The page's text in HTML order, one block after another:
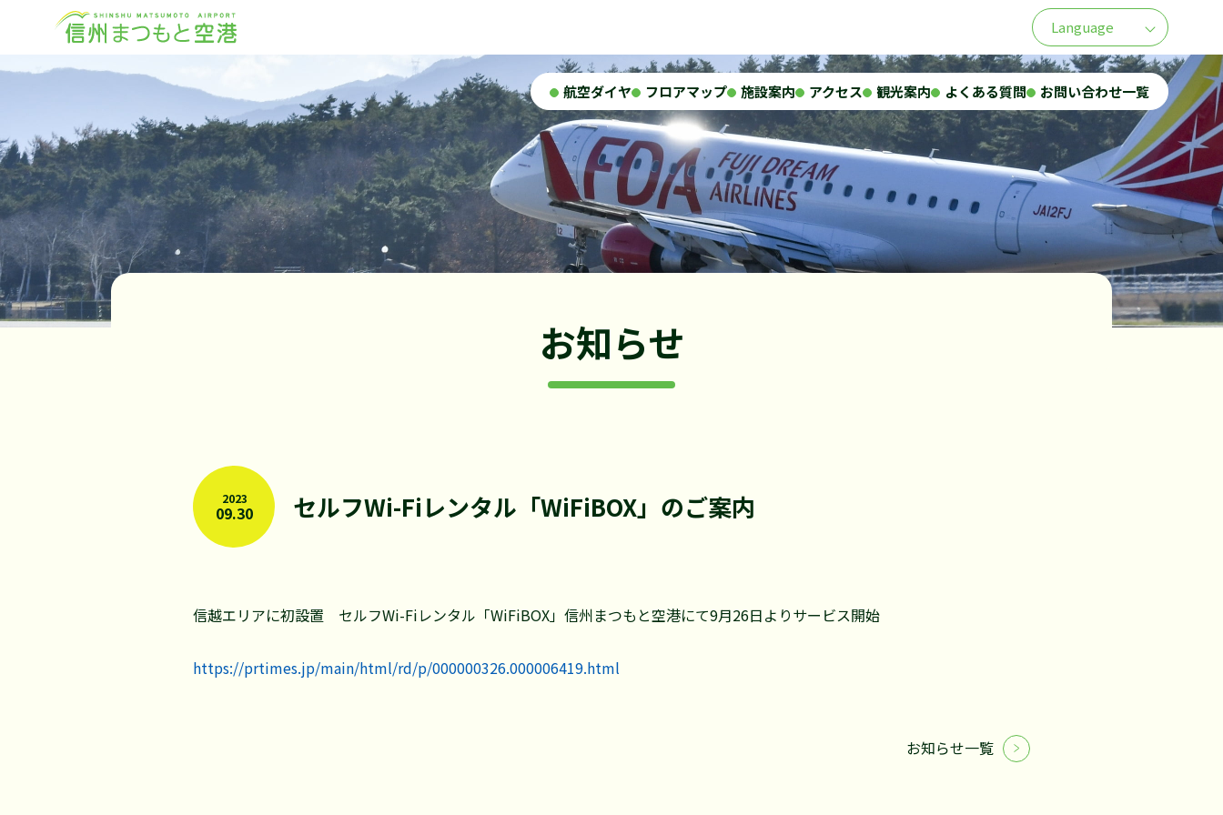
航空ダイヤ フロアマップ 施設案内 アクセス 観光案内 よくある質問 お問い合わせ一覧
お知らせ
2023
09.30 セルフWi-Fiレンタル「WiFiBOX」のご案内
信越エリアに初設置 セルフWi-Fiレンタル「WiFiBOX」信州まつもと空港にて9月26日よりサービス開始
https://prtimes.jp/main/html/rd/p/000000326.000006419.html
お知らせ一覧
Language